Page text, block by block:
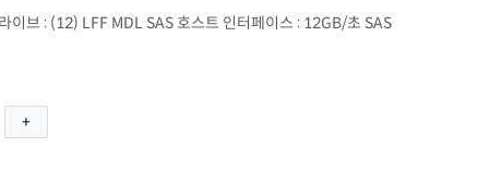
이브 : (12) LFF MDL SAS 호스트 인터페이스 : 12GB/초 SAS